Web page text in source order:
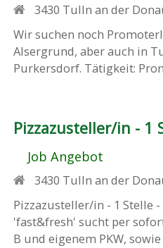
3430 Tulln an der
Wir suchen noch
Alsergrund, aber auch in
Purkersdorf. Tätigkeit:
Pizzazusteller/in - 1
Job Angebot
3430 Tulln an der
Pizzazusteller/in - 1 Stelle
'fast&fresh' sucht per
B und eigenem PKW,